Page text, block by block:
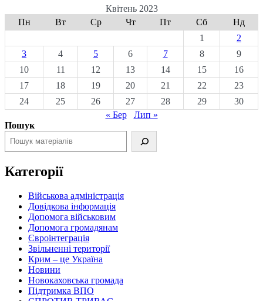
Квітень 2023
Пн
Вт Ср Чт Пт Сб
Нд
1
2
3
4 5 6 7 8
9
10
11 12 13 14 15
16
17
18 19 20 21 22
23
24
25 26 27 28 29
30
« Бер
Лип »
Пошук
Категорії
Військова адміністрація
Довідкова інформація
Допомога військовим
Допомога громадянам
Євроінтеграція
Звільненні території
Крим – це Україна
Новини
Новокаховська громада
Підтримка ВПО